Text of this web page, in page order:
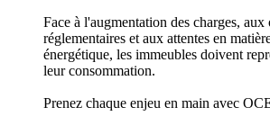
Face à l'augmentation des charges,
réglementaires et aux attentes en
énergétique, les immeubles doivent
leur consommation.
Prenez chaque enjeu en main avec